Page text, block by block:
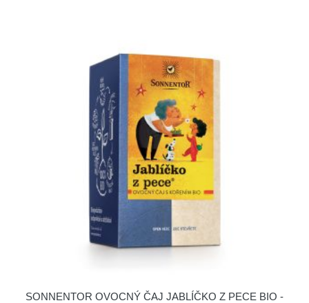
SONNENTOR OVOCNÝ ČAJ JABLÍČKO Z PECE BIO -